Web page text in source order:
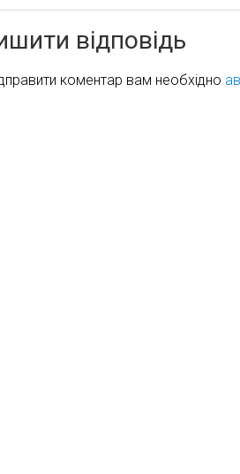
відповідь
коментар вам необхідно